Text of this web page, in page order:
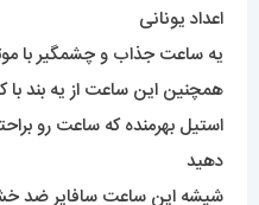
اعداد یونانی
یه ساعت جذاب و چشمگیر با
همچنین این ساعت از یه بند با
استیل بهرمنده که ساعت رو
دهید
شیشه این ساعت سافایر ضد خش